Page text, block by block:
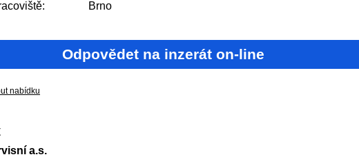
Brno
Odpovědet na inzerát on-line
nabídku
a.s.